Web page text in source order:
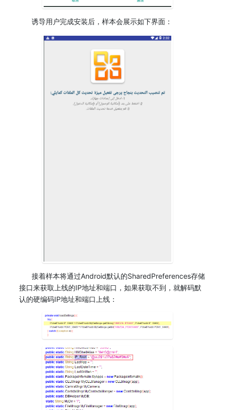
诱导用户完成安装后，样本会展示如下界面：
接着样本将通过Android默认的SharedPreferences存储
接口来获取上线的IP地址和端口，如果获取不到，就解码默
认的硬编码IP地址和端口上线：